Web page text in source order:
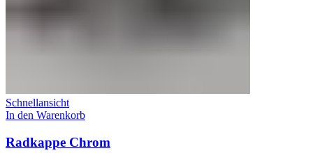
Schnellansicht
In den Warenkorb
Radkappe Chrom